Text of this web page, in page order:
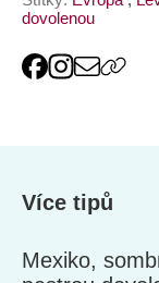
Štítky:
dovolenou